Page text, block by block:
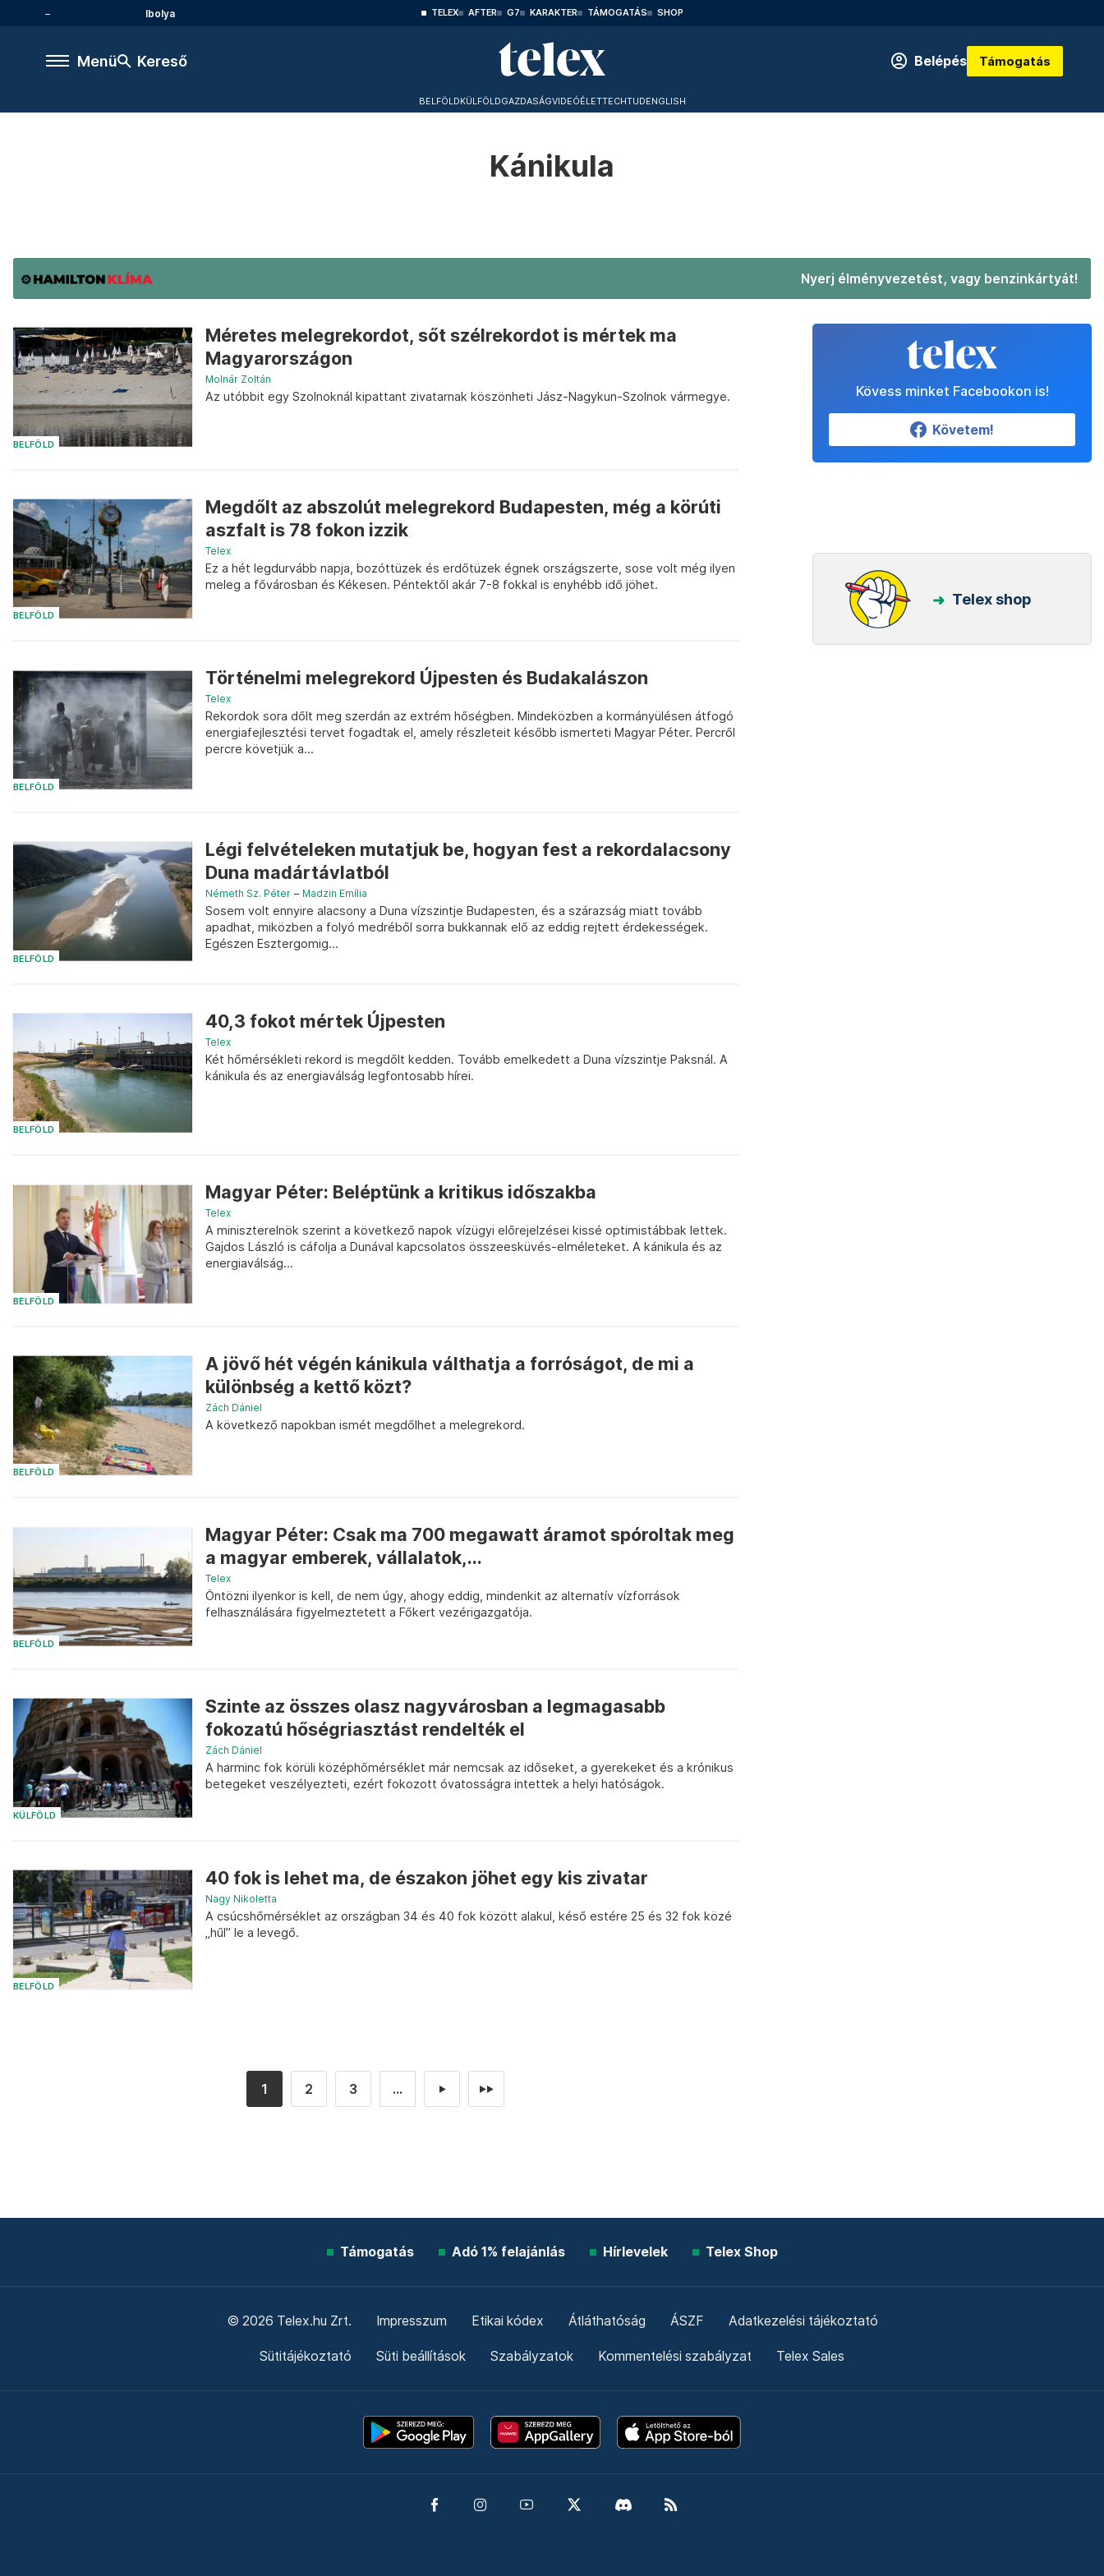
Ibolya TELEX AFTER G7 KARAKTER TÁMOGATÁS SHOP
Menü Kereső Belépés Támogatás
BELFÖLDKÜLFÖLDGAZDASÁGVIDEÓÉLETTECHTUDENGLISH
Kánikula
Nyerj élményvezetést, vagy benzinkártyát!
BELFÖLD
Méretes melegrekordot, sőt szélrekordot is mértek ma
Magyarországon
Molnár Zoltán
Az utóbbit egy Szolnoknál kipattant zivatarnak köszönheti Jász-Nagykun-Szolnok vármegye.
BELFÖLD
Megdőlt az abszolút melegrekord Budapesten, még a körúti
aszfalt is 78 fokon izzik
Telex
Ez a hét legdurvább napja, bozóttüzek és erdőtüzek égnek országszerte, sose volt még ilyen
meleg a fővárosban és Kékesen. Péntektől akár 7-8 fokkal is enyhébb idő jöhet.
BELFÖLD
Történelmi melegrekord Újpesten és Budakalászon
Telex
Rekordok sora dőlt meg szerdán az extrém hőségben. Mindeközben a kormányülésen átfogó
energiafejlesztési tervet fogadtak el, amely részleteit később ismerteti Magyar Péter. Percről
percre követjük a...
BELFÖLD
Légi felvételeken mutatjuk be, hogyan fest a rekordalacsony
Duna madártávlatból
Németh Sz. Péter – Madzin Emília
Sosem volt ennyire alacsony a Duna vízszintje Budapesten, és a szárazság miatt tovább
apadhat, miközben a folyó medréből sorra bukkannak elő az eddig rejtett érdekességek.
Egészen Esztergomig...
BELFÖLD
40,3 fokot mértek Újpesten
Telex
Két hőmérsékleti rekord is megdőlt kedden. Tovább emelkedett a Duna vízszintje Paksnál. A
kánikula és az energiaválság legfontosabb hírei.
BELFÖLD
Magyar Péter: Beléptünk a kritikus időszakba
Telex
A miniszterelnök szerint a következő napok vízügyi előrejelzései kissé optimistábbak lettek.
Gajdos László is cáfolja a Dunával kapcsolatos összeesküvés-elméleteket. A kánikula és az
energiaválság...
BELFÖLD
A jövő hét végén kánikula válthatja a forróságot, de mi a
különbség a kettő közt?
Zách Dániel
A következő napokban ismét megdőlhet a melegrekord.
BELFÖLD
Magyar Péter: Csak ma 700 megawatt áramot spóroltak meg
a magyar emberek, vállalatok,...
Telex
Öntözni ilyenkor is kell, de nem úgy, ahogy eddig, mindenkit az alternatív vízforrások
felhasználására figyelmeztetett a Főkert vezérigazgatója.
KÜLFÖLD
Szinte az összes olasz nagyvárosban a legmagasabb
fokozatú hőségriasztást rendelték el
Zách Dániel
A harminc fok körüli középhőmérséklet már nemcsak az időseket, a gyerekeket és a krónikus
betegeket veszélyezteti, ezért fokozott óvatosságra intettek a helyi hatóságok.
BELFÖLD
40 fok is lehet ma, de északon jöhet egy kis zivatar
Nagy Nikoletta
A csúcshőmérséklet az országban 34 és 40 fok között alakul, késő estére 25 és 32 fok közé
„hűl” le a levegő.
1 2 3 ... ► ►►
Kövess minket Facebookon is!
Követem!
Telex shop
Támogatás Adó 1% felajánlás Hírlevelek Telex Shop
© 2026 Telex.hu Zrt. Impresszum Etikai kódex Átláthatóság ÁSZF Adatkezelési tájékoztató
Sütitájékoztató Süti beállítások Szabályzatok Kommentelési szabályzat Telex Sales